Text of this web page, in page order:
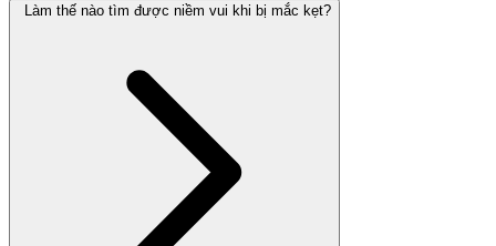
Làm thế nào tìm được niềm vui khi bị mắc kẹt?